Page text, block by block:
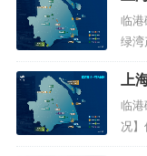
细
新
甲
临港
绿湾
2工
售
区碳
区
上
细
企
临港
况
区&